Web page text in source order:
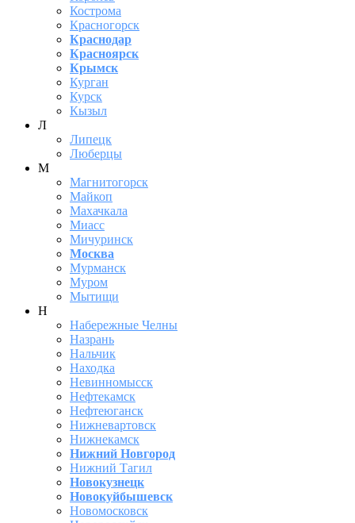
Кострома
Красногорск
Краснодар
Красноярск
Крымск
Курган
Курск
Кызыл
Л
Липецк
Люберцы
М
Магнитогорск
Майкоп
Махачкала
Миасс
Мичуринск
Москва
Мурманск
Муром
Мытищи
Н
Набережные Челны
Назрань
Нальчик
Находка
Невинномысск
Нефтекамск
Нефтеюганск
Нижневартовск
Нижнекамск
Нижний Новгород
Нижний Тагил
Новокузнецк
Новокуйбышевск
Новомосковск